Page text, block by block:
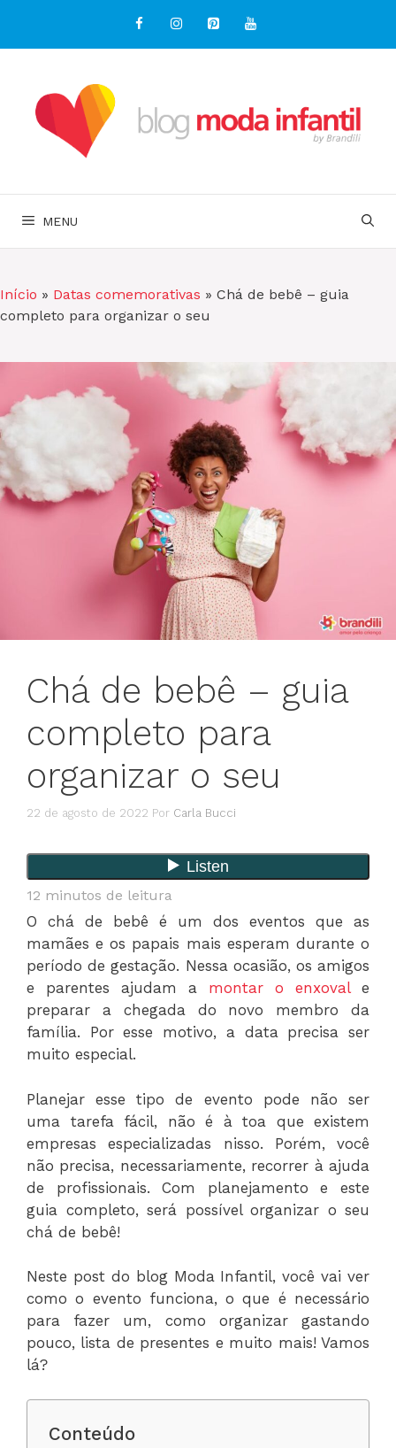
o
MENU
Início » Datas comemorativas » Chá de bebê – guia
completo para organizar o seu
Chá de bebê – guia
completo para
organizar o seu
22 de agosto de 2022 Por Carla Bucci
12 minutos de leitura
O chá de bebê é um dos eventos que as
mamães e os papais mais esperam durante o
período de gestação. Nessa ocasião, os amigos
e parentes ajudam a montar o enxovale
preparar a chegada do novo membro da
família. Por esse motivo, a data precisa ser
muito especial.
Planejar esse tipo de evento pode não ser
uma tarefa fácil, não é à toa que existem
empresas especializadas nisso. Porém, você
não precisa, necessariamente, recorrer à ajuda
de profissionais. Com planejamento e este
guia completo, será possível organizar o seu
chá de bebê!
Neste post do blog Moda Infantil, você vai ver
como o evento funciona, o que é necessário
para fazer um, como organizar gastando
pouco, lista de presentes e muito mais! Vamos
lá?
Conteúdo